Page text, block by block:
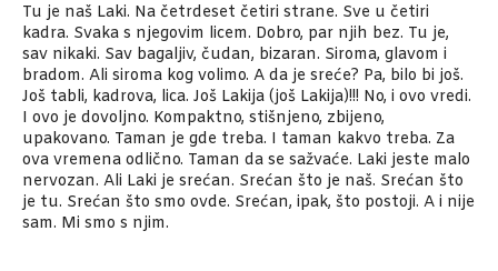
Tu je naš Laki. Na četrdeset četiri strane. Sve u četiri
kadra. Svaka s njegovim licem. Dobro, par njih bez. Tu je,
sav nikaki. Sav bagaljiv, čudan, bizaran. Siroma, glavom i
bradom. Ali siroma kog volimo. A da je sreće? Pa, bilo bi još.
Još tabli, kadrova, lica. Još Lakija (još Lakija)!!! No, i ovo vredi.
I ovo je dovoljno. Kompaktno, stišnjeno, zbijeno,
upakovano. Taman je gde treba. I taman kakvo treba. Za
ova vremena odlično. Taman da se sažvaće. Laki jeste malo
nervozan. Ali Laki je srećan. Srećan što je naš. Srećan što
je tu. Srećan što smo ovde. Srećan, ipak, što postoji. A i nije
sam. Mi smo s njim.